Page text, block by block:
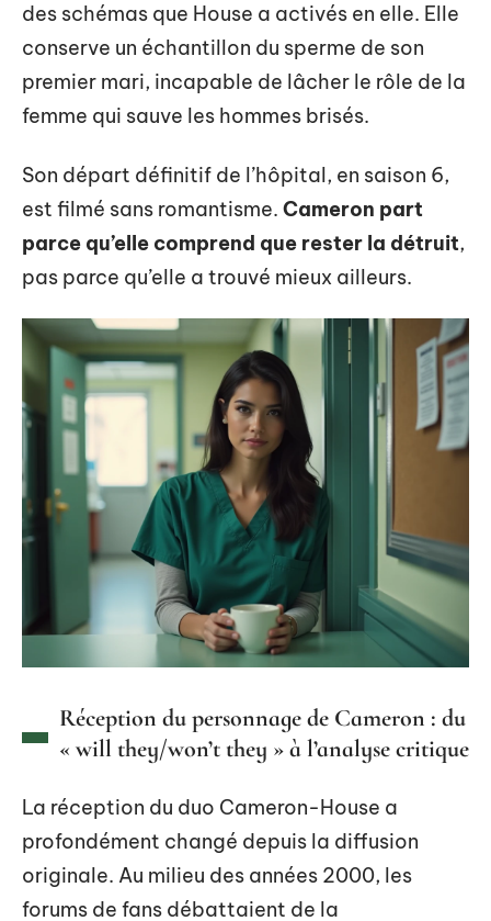
des schémas que House a activés en elle. Elle
conserve un échantillon du sperme de son
premier mari, incapable de lâcher le rôle de la
femme qui sauve les hommes brisés.
Son départ définitif de l’hôpital, en saison 6,
est filmé sans romantisme. Cameron part
parce qu’elle comprend que rester la détruit,
pas parce qu’elle a trouvé mieux ailleurs.
Réception du personnage de Cameron : du
« will they/won’t they » à l’analyse critique
La réception du duo Cameron-House a
profondément changé depuis la diffusion
originale. Au milieu des années 2000, les
forums de fans débattaient de la